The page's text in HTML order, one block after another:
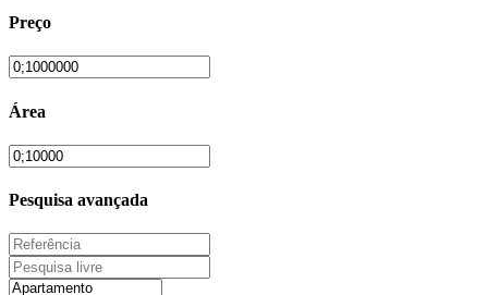
Preço
Área
Pesquisa avançada